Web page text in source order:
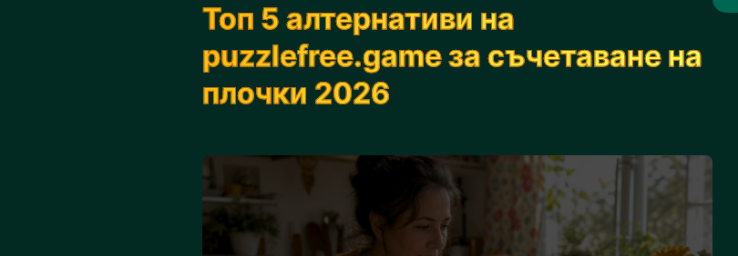
Топ 5 алтернативи на
puzzlefree.game за съчетаване на
плочки 2026